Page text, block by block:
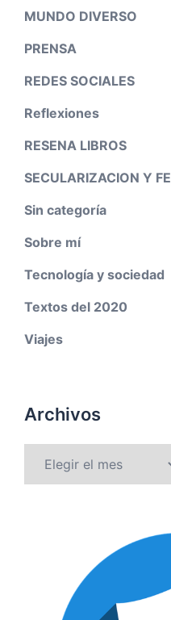
MUNDO DIVERSO
PRENSA
REDES SOCIALES
Reflexiones
RESENA LIBROS
SECULARIZACION Y FE
Sin categoría
Sobre mí
Tecnología y sociedad
Textos del 2020
Viajes
Archivos